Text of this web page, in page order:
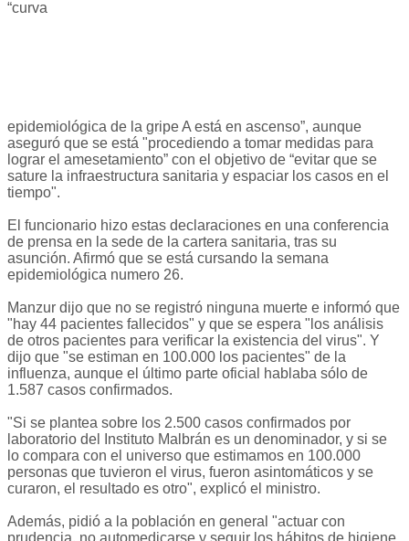
“curva
epidemiológica de la gripe A está en ascenso”, aunque
aseguró que se está "procediendo a tomar medidas para
lograr el amesetamiento” con el objetivo de “evitar que se
sature la infraestructura sanitaria y espaciar los casos en el
tiempo".
El funcionario hizo estas declaraciones en una conferencia
de prensa en la sede de la cartera sanitaria, tras su
asunción. Afirmó que se está cursando la semana
epidemiológica numero 26.
Manzur dijo que no se registró ninguna muerte e informó que
"hay 44 pacientes fallecidos" y que se espera "los análisis
de otros pacientes para verificar la existencia del virus". Y
dijo que "se estiman en 100.000 los pacientes" de la
influenza, aunque el último parte oficial hablaba sólo de
1.587 casos confirmados.
"Si se plantea sobre los 2.500 casos confirmados por
laboratorio del Instituto Malbrán es un denominador, y si se
lo compara con el universo que estimamos en 100.000
personas que tuvieron el virus, fueron asintomáticos y se
curaron, el resultado es otro", explicó el ministro.
Además, pidió a la población en general "actuar con